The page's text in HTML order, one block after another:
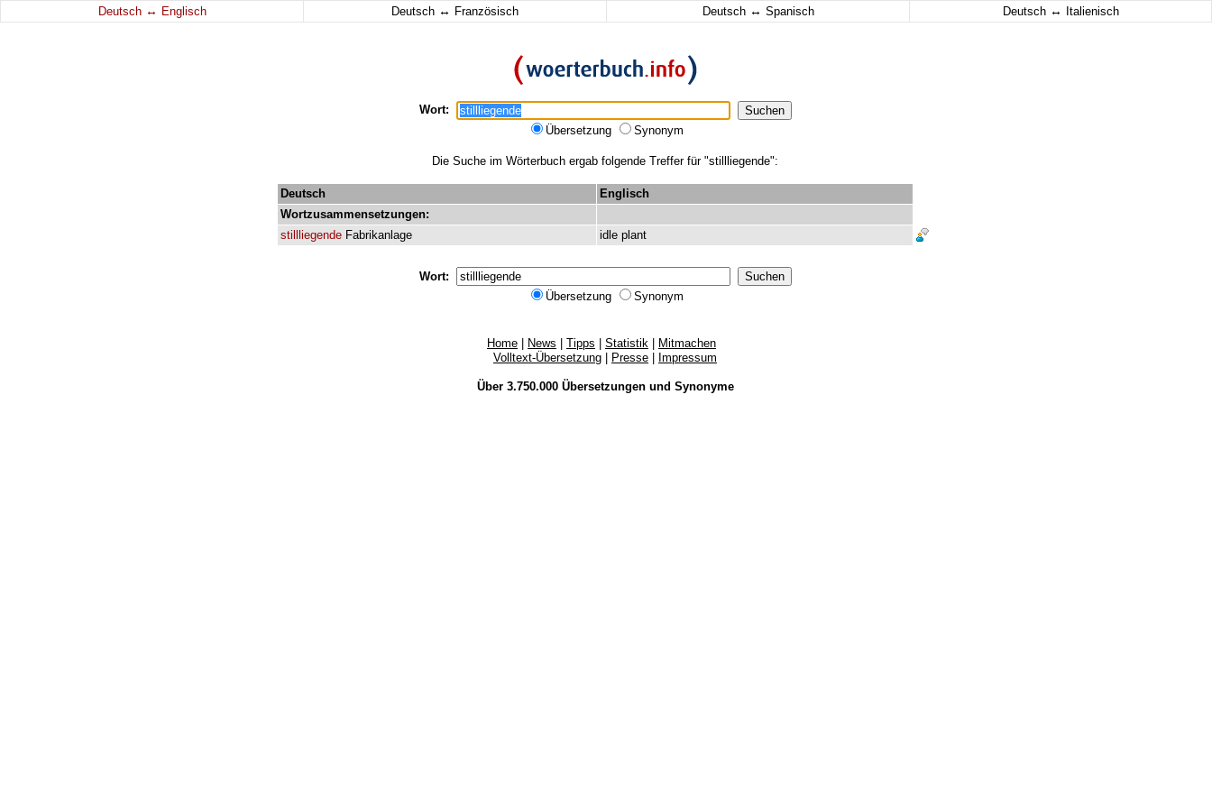
Deutsch ↔ Englisch Deutsch ↔ Französisch Deutsch ↔ Spanisch Deutsch ↔ Italienisch
Wort:
Übersetzung
Synonym
Die Suche im Wörterbuch ergab folgende Treffer für "stillliegende":
Deutsch
Englisch
Wortzusammensetzungen:
stillliegende Fabrikanlage idle plant
Wort:
Übersetzung
Synonym
Home News Tipps Statistik
Mitmachen
Volltext-Übersetzung
Presse Impressum
Über 3.750.000 Übersetzungenund Synonyme